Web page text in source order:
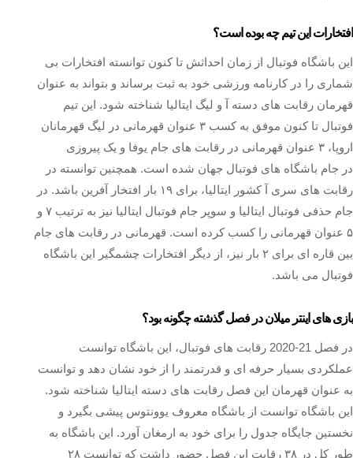
افتخارات این تیم چه بوده است؟
این باشگاه فوتبال از زمان احداثش تا کنون توانسته افتخارات بی
شماری را در کارنامه ورزشی خود به ثبت برساند و بتواند به عنوان
قهرمان رقابت های دسته آ و لیگ ایتالیا شناخته شود. این تیم
فوتبال تا کنون موفق به کسب ۳ عنوان قهرمانی در لیگ قهرمانان
اروپا، ۳ عنوان قهرمانی در رقابت های جام یوفا و یک پیروزی
در جام باشگاه های فوتبال جهان شده است. همچنین توانسته در
رقابت های سری آ کشور ایتالیا، برای ۱۹ بار افتخار آفرین باشد. در
جام حذفی فوتبال ایتالیا و سوپر جام فوتبال ایتالیا نیز به ترتیب ۷ و
۵ عنوان قهرمانی را کسب کرده است. قهرمانی در رقابت های جام
بین قاره ای برای ۲ بار نیز، از دیگر افتخارات چشمگیر این باشگاه
فوتبال می باشد.
بازی های اینتر میلان در فصل گذشته چگونه بود؟
در فصل 21-2020 رقابت های فوتبال، این باشگاه توانست
عملکردی بسیار حرفه ای و قدرتمند را از خود نشان دهد و توانست
به عنوان قهرمان این فصل رقابت های دسته ایتالیا شناخته شود.
این باشگاه توانست از باشگاه معروف یوونتوس پیشی بگیرد و
نخستین جایگاه جدول را برای خود به ارمغان آورد. این باشگاه به
طور کل در ۳۸ رقابت این فصل حضور داشت که توانست ۲۸